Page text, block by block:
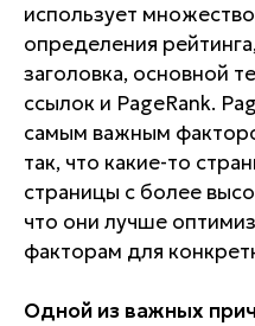
использует
определения
заголовка, основной
ссылок и PageRank.
самым важным
так, что какие-то
страницы с более
что они лучше
факторам для
Одной из важных